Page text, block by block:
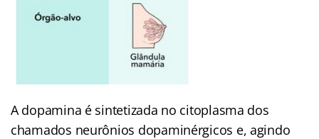
A dopamina é sintetizada no citoplasma dos
chamados neurônios dopaminérgicos e, agindo